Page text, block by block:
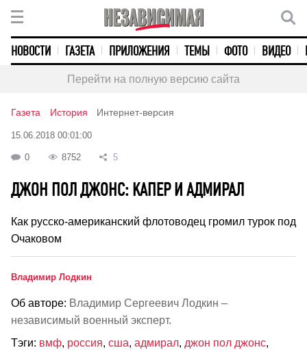
НОВОСТИ ГАЗЕТА ПРИЛОЖЕНИЯ ТЕМЫ ФОТО ВИДЕО
Перейти на полную версию сайта
Газета История Интернет-версия
15.06.2018 00:01:00
0 8752 5
ДЖОН ПОЛ ДЖОНС: КАПЕР И АДМИРАЛ
Как русско-американский флотоводец громил турок под
Очаковом
Владимир Лодкин
Об авторе: Владимир Сергеевич Лодкин –
независимый военный эксперт.
Тэги: вмф, россия, сша, адмирал, джон пол джонс,